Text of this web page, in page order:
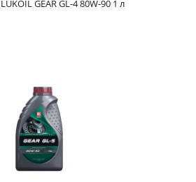
GEAR GL-4 80W-90 1 л